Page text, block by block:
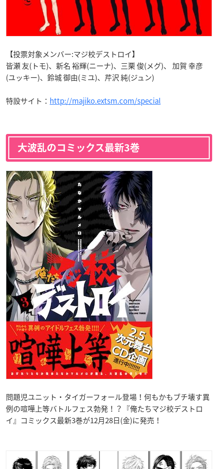
【投票対象メンバー:マジ校デストロイ】
皆瀬 友(トモ)、新名 裕輝(ニーナ)、三栗 俊(メグ)、 加賀 幸彦
(ユッキー)、鈴城 御由(ミユ)、芹沢 純(ジュン)
特設サイト： http://majiko.extsm.com/special
大波乱のコミックス最新3巻
問題児ユニット・タイガーフォール登場！何もかもブチ壊す異
例の喧嘩上等バトルフェス勃発！？『俺たちマジ校デストロ
イ』コミックス最新3巻が12月28日(金)に発売！